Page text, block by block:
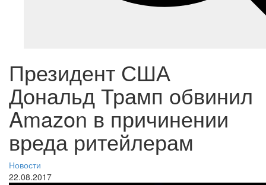
Президент США
Дональд Трамп обвинил
Amazon в причинении
вреда ритейлерам
Новости
22.08.2017